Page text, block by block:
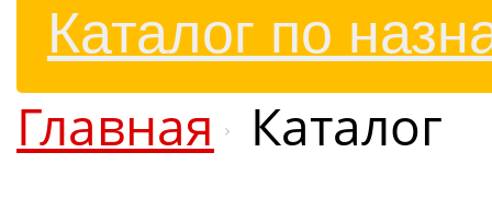
Каталог по
Главная Каталог